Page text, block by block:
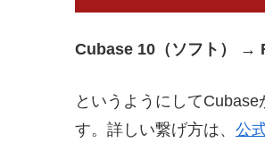
Cubase 10（ソフト） →
というようにして
す。詳しい繋げ方は、 公